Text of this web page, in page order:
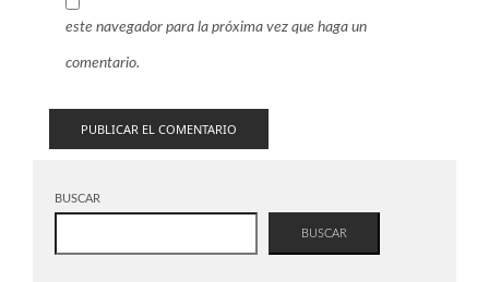
este navegador para la próxima vez que haga un
comentario.
BUSCAR
BUSCAR